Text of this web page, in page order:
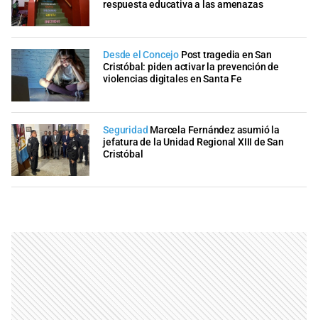
respuesta educativa a las amenazas
Desde el Concejo Post tragedia en San
Cristóbal: piden activar la prevención de
violencias digitales en Santa Fe
Seguridad Marcela Fernández asumió la
jefatura de la Unidad Regional XIII de San
Cristóbal